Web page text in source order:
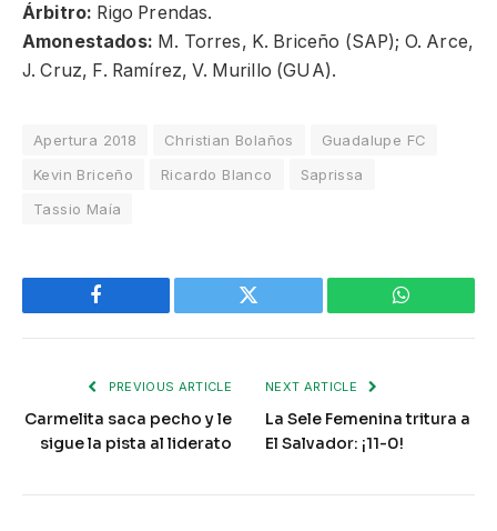
Árbitro: Rigo Prendas.
Amonestados: M. Torres, K. Briceño (SAP); O. Arce,
J. Cruz, F. Ramírez, V. Murillo (GUA).
Apertura 2018 Christian Bolaños
Guadalupe FC
Kevin Briceño
Ricardo Blanco
Saprissa
Tassio Maía
Facebook Twitter WhatsApp
PREVIOUS ARTICLE
Carmelita saca pecho y le
sigue la pista al liderato
NEXT ARTICLE
La Sele Femenina tritura a
El Salvador: ¡11-0!